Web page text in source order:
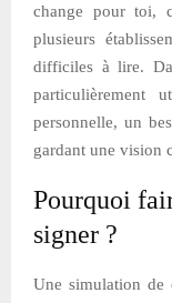
change pour toi,
plusieurs
difficiles à lire.
particulièrement
personnelle, un
gardant une vision
Pourquoi
signer ?
Une simulation de